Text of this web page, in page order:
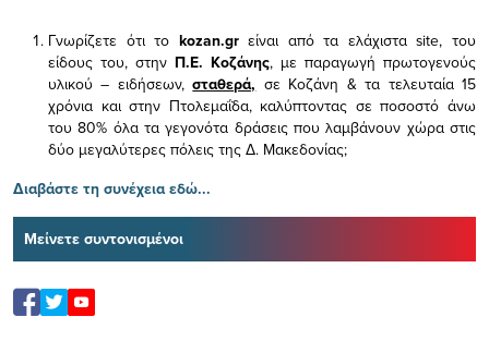
Γνωρίζετε ότι το kozan.gr είναι από τα ελάχισταsite, του
είδους του, στην Π.Ε. Κοζάνης, με παραγωγή πρωτογενούς
υλικού – ειδήσεων,σταθερά, σε Κοζάνη & τα τελευταία 15
χρόνια και στην Πτολεμαΐδα, καλύπτοντας σε ποσοστό άνω
του 80% όλα τα γεγονότα δράσεις που λαμβάνουν χώρα στις
δύο μεγαλύτερες πόλεις της Δ. Μακεδονίας;
Διαβάστε τη συνέχεια εδώ...
Μείνετε συντονισμένοι